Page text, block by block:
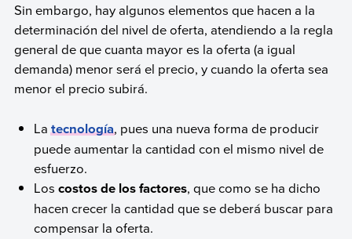
Sin embargo, hay algunos elementos que hacen a la
determinación del nivel de oferta, atendiendo a la regla
general de que cuanta mayor es la oferta (a igual
demanda) menor será el precio, y cuando la oferta sea
menor el precio subirá.
Latecnología, pues una nueva forma de producir
puede aumentar la cantidad con el mismo nivel de
esfuerzo.
Loscostos de los factores, que como se ha dicho
hacen crecer la cantidad que se deberá buscar para
compensar la oferta.